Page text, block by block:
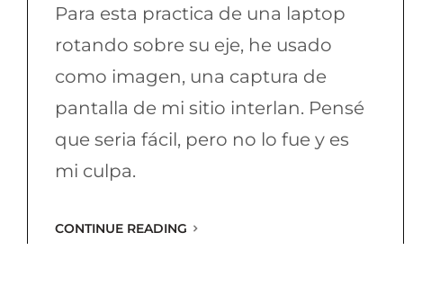
Para esta practica de una laptop
rotando sobre su eje, he usado
como imagen, una captura de
pantalla de mi sitio interlan. Pensé
que seria fácil, pero no lo fue y es
mi culpa.
CONTINUE READING